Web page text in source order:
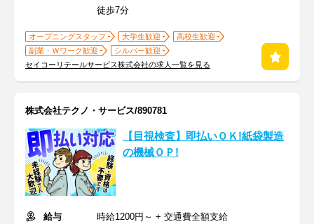
徒歩7分
オープニングスタッフ 大学生歓迎
高校生歓迎
副業・Ｗワーク歓迎
シルバー歓迎
セイコーリテールサービス株式会社の求人一覧を見る
株式会社テクノ・サービス/890781
【目視検査】即払いＯＫ!紙袋製造
の機械ＯＰ!
給与
時給1200円～ + 交通費全額支給